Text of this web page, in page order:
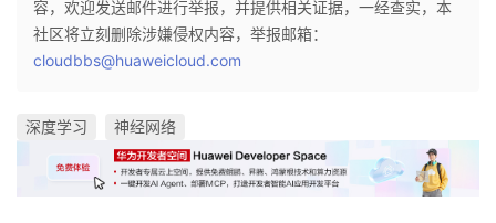
容，欢迎发送邮件进行举报，并提供相关证据，一经查实，本
社区将立刻删除涉嫌侵权内容，举报邮箱：
cloudbbs@huaweicloud.com
深度学习 神经网络